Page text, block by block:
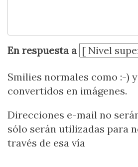
En respuesta a
Smilies normales como :-)
convertidos en imágenes.
Direcciones e-mail no
sólo serán utilizadas para
través de esa vía